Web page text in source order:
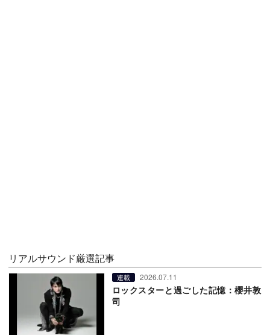
リアルサウンド厳選記事
連載 2026.07.11
ロックスターと過ごした記憶：櫻井敦
司